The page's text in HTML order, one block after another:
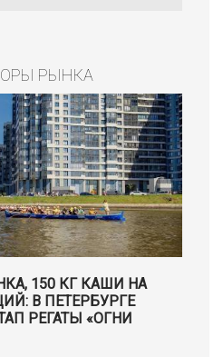
РЫНКА
150 КГ КАШИ НА
В ПЕТЕРБУРГЕ
РЕГАТЫ «ОГНИ